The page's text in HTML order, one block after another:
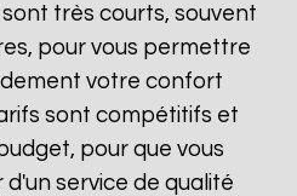
très courts, souvent
pour vous permettre
votre confort
sont compétitifs et
pour que vous
d'un service de qualité